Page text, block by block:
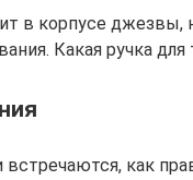
в корпусе джезвы,
Какая ручка
встречаются, как